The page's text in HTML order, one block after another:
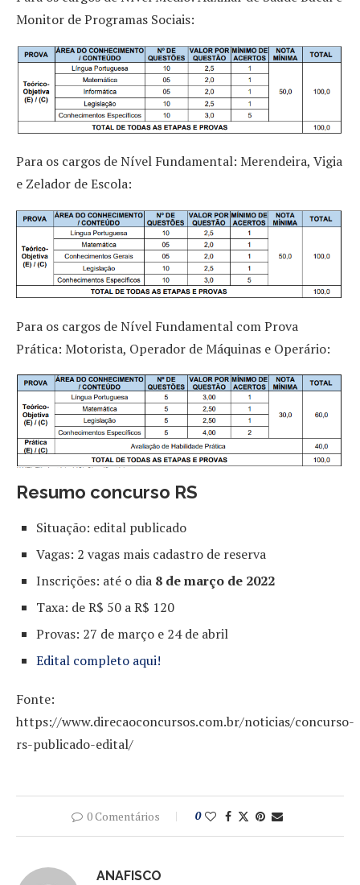
Monitor de Programas Sociais:
Para os cargos de Nível Fundamental: Merendeira, Vigia
e Zelador de Escola:
Para os cargos de Nível Fundamental com Prova
Prática: Motorista, Operador de Máquinas e Operário:
Resumo concurso RS
Situação: edital publicado
Vagas: 2 vagas mais cadastro de reserva
Inscrições: até o dia 8 de março de 2022
Taxa: de R$ 50 a R$ 120
Provas: 27 de março e 24 de abril
Edital completo aqui!
Fonte:
https://www.direcaoconcursos.com.br/noticias/concurso-
rs-publicado-edital/
0 Comentários 0
ANAFISCO